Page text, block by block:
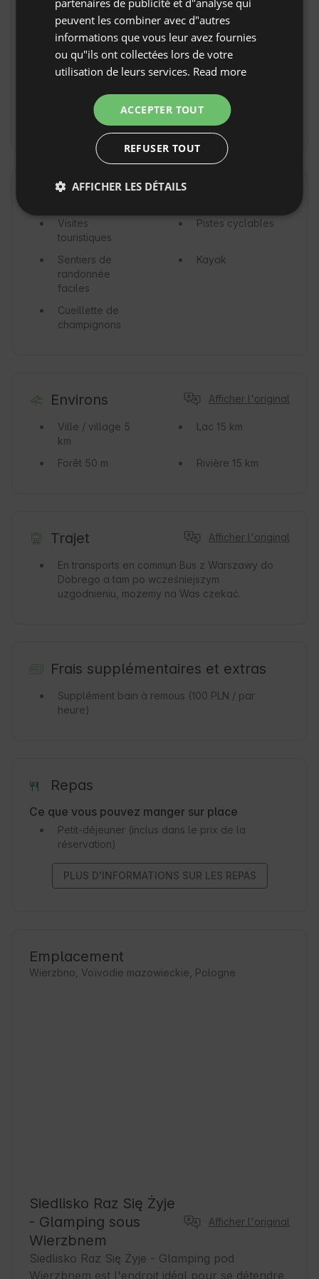
Réfrigérateur
Plaque de
cuisson /
cuisinière
Micro-ondes
Aucun aménagement pour les personnes en
situation de handicap
Activités disponibles
Visites
touristiques
Pistes cyclables
Sentiers de
randonnée
faciles
Kayak
Cueillette de
champignons
Environs Afficher l'original
Ville / village 5
km
Lac 15 km
Forêt 50 m Rivière 15 km
Trajet Afficher l'original
En transports en commun Bus z Warszawy do
Dobrego a tam po wcześniejszym
uzgodnieniu, możemy na Was czekać.
Frais supplémentaires et extras
Supplément bain à remous (100 PLN / par
heure)
Repas
Ce que vous pouvez manger sur place
Petit-déjeuner (inclus dans le prix de la
réservation)
PLUS D'INFORMATIONS SUR LES REPAS
Emplacement
Wierzbno, Voïvodie mazowieckie, Pologne
Siedlisko Raz Się Żyje
- Glamping sous
Wierzbnem
Afficher l'original
Siedlisko Raz Się Żyje - Glamping pod
Wierzbnem est l'endroit idéal pour se détendre
CZECH
partenaires de publicité et d"analyse qui
peuvent les combiner avec d"autres
informations que vous leur avez fournies
ou qu"ils ont collectées lors de votre
utilisation de leurs services. Read more
ACCEPTER TOUT
REFUSER TOUT
AFFICHER LES DÉTAILS